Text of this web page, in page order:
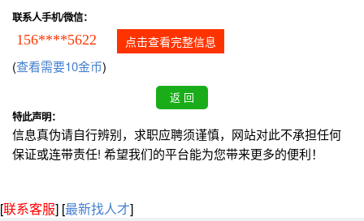
联系人手机/微信：
156****5622 点击查看完整信息
(查看需要10金币)
特此声明：
信息真伪请自行辨别，求职应聘须谨慎，网站对此不承担任何
保证或连带责任! 希望我们的平台能为您带来更多的便利！
[联系客服] [最新找人才]